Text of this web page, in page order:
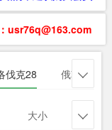
usr76q@163.com
伐克28 俄勒冈28

大小 